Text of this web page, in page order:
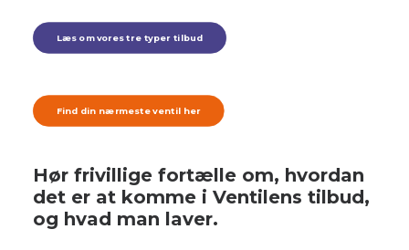
Læs om vores tre typer tilbud
Find din nærmeste ventil her
Hør frivillige fortælle om, hvordan
det er at komme i Ventilens tilbud,
og hvad man laver.